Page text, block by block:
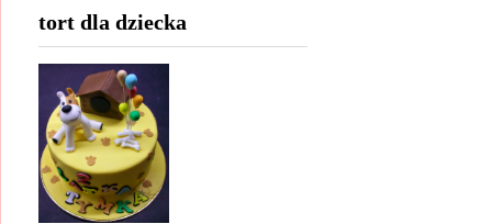
tort dla dziecka